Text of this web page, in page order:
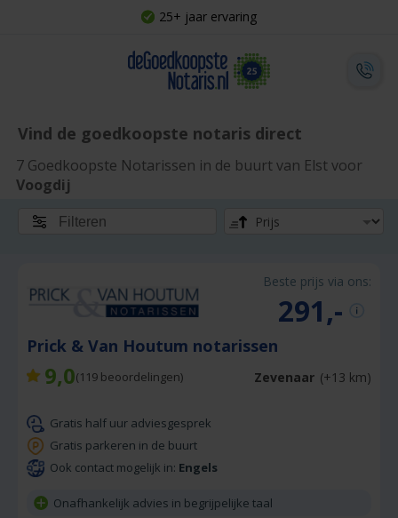
25+ jaar ervaring
Vind de goedkoopste notaris direct
7 Goedkoopste Notarissen in de buurt van Elst voor
Voogdij
Filteren
Beste prijs via ons:
291,-
Prick & Van Houtum notarissen
9,0(119 beoordelingen) Zevenaar (+13 km)
Gratis half uur adviesgesprek
Gratis parkeren in de buurt
Ook contact mogelijk in: Engels
Onafhankelijk advies in begrijpelijke taal